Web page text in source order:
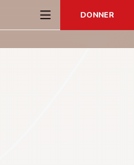
DONNER